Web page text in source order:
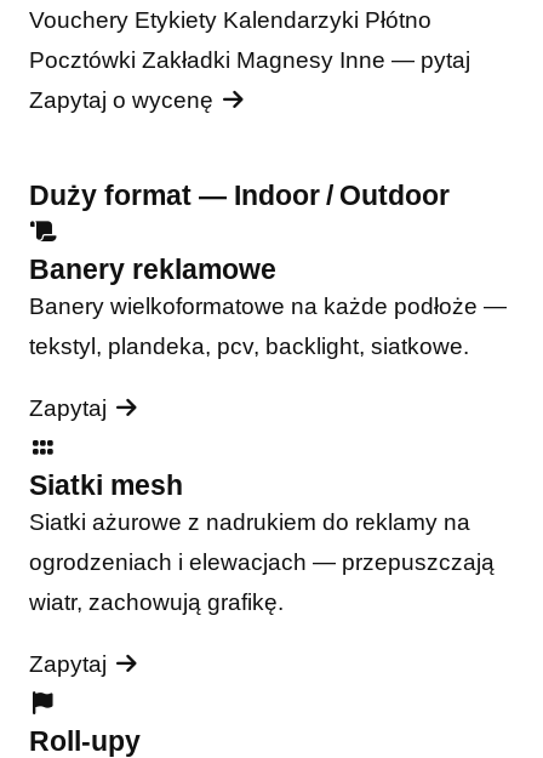
Vouchery Etykiety Kalendarzyki Płótno
Pocztówki Zakładki Magnesy Inne — pytaj
Zapytaj o wycenę
Duży format — Indoor / Outdoor
Banery reklamowe
Banery wielkoformatowe na każde podłoże —
tekstyl, plandeka, pcv, backlight, siatkowe.
Zapytaj
Siatki mesh
Siatki ażurowe z nadrukiem do reklamy na
ogrodzeniach i elewacjach — przepuszczają
wiatr, zachowują grafikę.
Zapytaj
Roll-upy